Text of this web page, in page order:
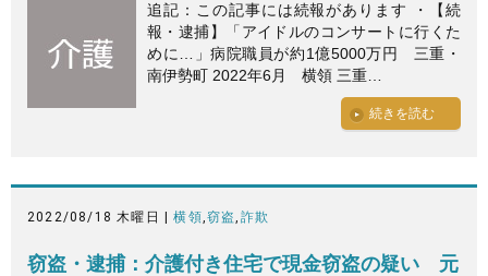
追記：この記事には続報があります ・【続
報・逮捕】「アイドルのコンサートに行くた
めに…」病院職員が約1億5000万円 三重・
南伊勢町 2022年6月 横領 三重…
続きを読む
2022/08/18 木曜日 |横領,窃盗, 詐欺
窃盗・逮捕：介護付き住宅で現金窃盗の疑い 元